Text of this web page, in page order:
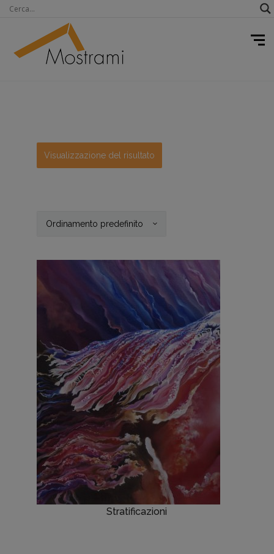
Visualizzazione del risultato
Stratificazioni